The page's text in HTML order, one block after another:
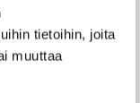
tietoihin, joita
muuttaa